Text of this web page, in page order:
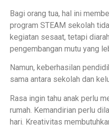
Bagi orang tua, hal ini
program STEAM sekolah
kegiatan sesaat, tetapi
pengembangan mutu yang
Namun, keberhasilan
sama antara sekolah dan
Rasa ingin tahu anak perlu
rumah. Kemandirian perlu
hari. Kreativitas